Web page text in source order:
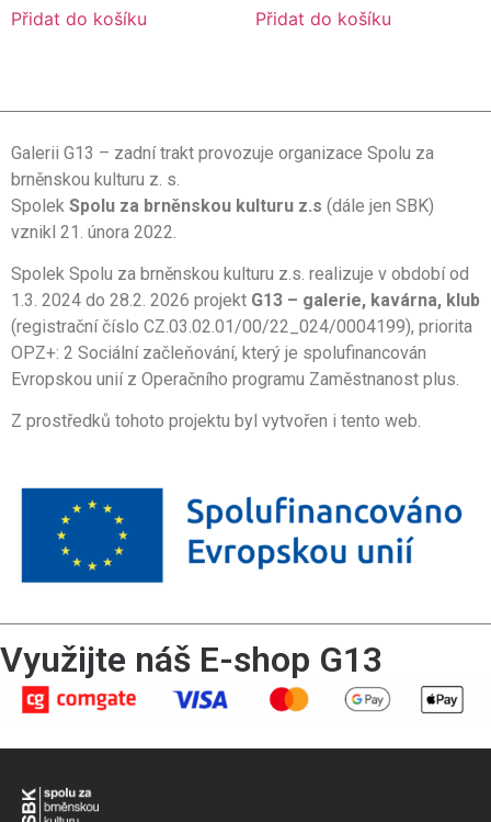
Přidat do košíku Přidat do košíku
Galerii G13 – zadní trakt provozuje organizace Spolu za
brněnskou kulturu z. s.
Spolek Spolu za brněnskou kulturu z.s (dále jen SBK)
vznikl 21. února 2022.
Spolek Spolu za brněnskou kulturu z.s. realizuje v období od
1.3. 2024 do 28.2. 2026 projekt G13 – galerie, kavárna, klub
(registrační číslo CZ.03.02.01/00/22_024/0004199), priorita
OPZ+: 2 Sociální začleňování, který je spolufinancován
Evropskou unií z Operačního programu Zaměstnanost plus.
Z prostředků tohoto projektu byl vytvořen i tento web.
Využijte náš E-shop G13